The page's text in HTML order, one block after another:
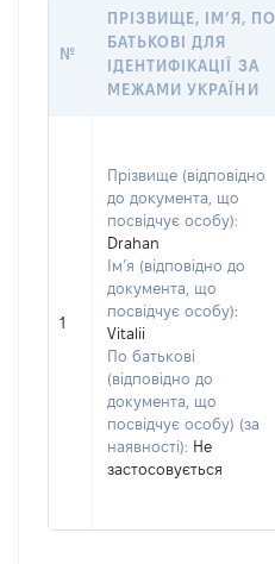
№
ПРІЗВИЩЕ, ІМ’Я, ПО
БАТЬКОВІ ДЛЯ
ІДЕНТИФІКАЦІЇ ЗА
МЕЖАМИ УКРАЇНИ
1
Прізвище (відповідно
до документа, що
посвідчує особу):
Drahan
Ім’я (відповідно до
документа, що
посвідчує особу):
Vitalii
По батькові
(відповідно до
документа, що
посвідчує особу) (за
наявності): Не
застосовується